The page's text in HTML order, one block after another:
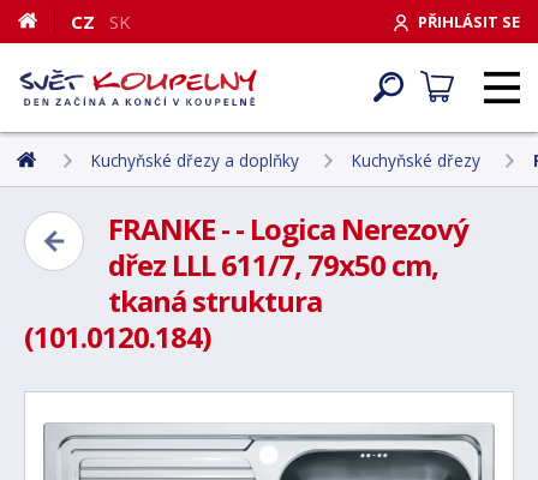
PŘIHLÁSIT SE
CZ SK
Kuchyňské dřezy a doplňky Kuchyňské dřezy
FRANKE - - Logica Nerezový
dřez LLL 611/7, 79x50 cm,
tkaná struktura
(101.0120.184)